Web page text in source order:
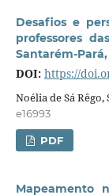
Desafios e
professores
Santarém-
DOI: https://
Noélia de Sá
e16993
PDF
Mapeamento